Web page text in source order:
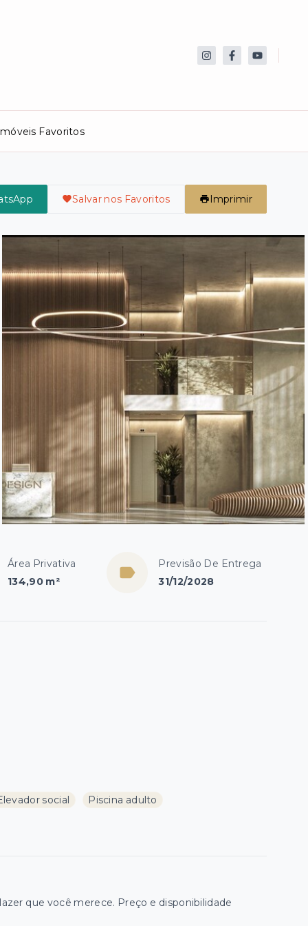
Favoritos
Salvar nos Favoritos Imprimir
Área Privativa
134,90 m²
Previsão De Entrega
31/12/2028
social Piscina adulto
que você merece. Preço e disponibilidade